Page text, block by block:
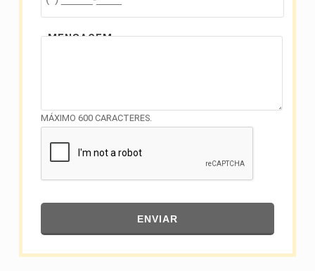
MENSAGEM
MÁXIMO 600 CARACTERES.
ENVIAR